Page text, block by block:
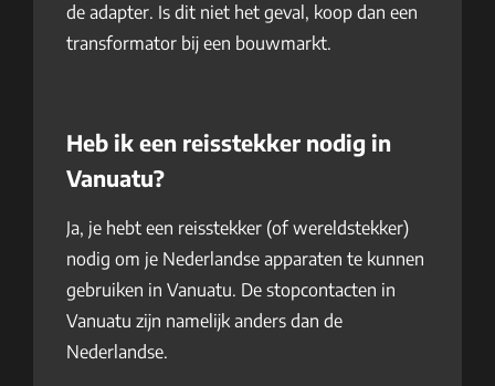
de adapter. Is dit niet het geval, koop dan een
transformator bij een bouwmarkt.
Heb ik een reisstekker nodig in
Vanuatu?
Ja, je hebt een reisstekker (of wereldstekker)
nodig om je Nederlandse apparaten te kunnen
gebruiken in Vanuatu. De stopcontacten in
Vanuatu zijn namelijk anders dan de
Nederlandse.